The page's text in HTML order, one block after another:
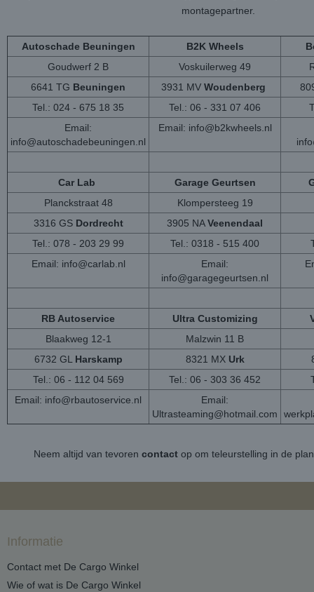
montagepartner.
Autoschade Beuningen B2K Wheels
Goudwerf 2 B
Voskuilerweg 49
6641 TG Beuningen 3931 MV Woudenberg
Tel.: 024 - 675 18 35
Tel.: 06 - 331 07 406
Email:
info@autoschadebeuningen.nl
Email: info@b2kwheels.nl
Car Lab Garage Geurtsen
Planckstraat 48
Klompersteeg 19
3316 GS Dordrecht 3905 NAVeenendaal
Tel.: 078 - 203 29 99
Tel.: 0318 - 515 400
Email: info@carlab.nl
Email:
info@garagegeurtsen.nl
RB Autoservice Ultra Customizing
Blaakweg 12-1
Malzwin 11 B
6732 GL Harskamp 8321 MX Urk
Tel.: 06 - 112 04 569
Tel.: 06 - 303 36 452
Email: info@rbautoservice.nl
Email:
Ultrasteaming@hotmail.com
Neem altijd van tevoren contactop om teleurstelling in de
Informatie
Contact met De Cargo Winkel
Wie of wat is De Cargo Winkel